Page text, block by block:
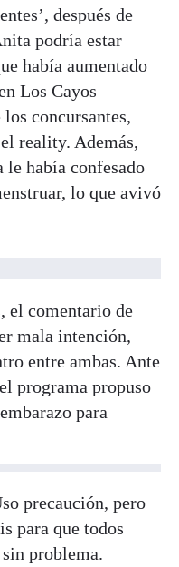
después de
podría estar
había aumentado
Los Cayos
concursantes,
reality. Además,
había confesado
lo que avivó
el comentario de
mala intención,
entre ambas. Ante
programa propuso
para
precaución, pero
para que todos
problema.